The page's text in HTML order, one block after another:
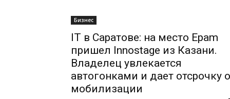
Бизнес
IT в Саратове: на место Epam
пришел Innostage из Казани.
Владелец увлекается
автогонками и дает отсрочку
мобилизации